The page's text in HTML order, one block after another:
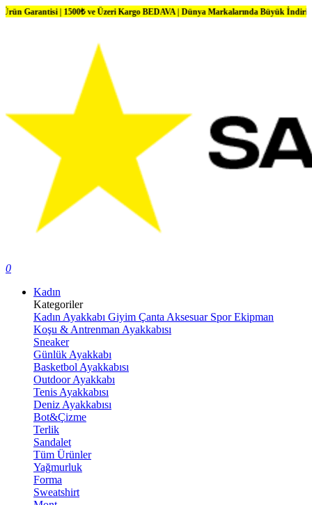
1500₺ ve Üzeri Kargo BEDAVA | Dünya Markalarında Büyük İndirimler
0
Kadın
Kategoriler
Kadın Ayakkabı Giyim Çanta Aksesuar Spor Ekipman
Koşu & Antrenman Ayakkabısı
Sneaker
Günlük Ayakkabı
Basketbol Ayakkabısı
Outdoor Ayakkabı
Tenis Ayakkabısı
Deniz Ayakkabısı
Bot&Çizme
Terlik
Sandalet
Tüm Ürünler
Yağmurluk
Forma
Sweatshirt